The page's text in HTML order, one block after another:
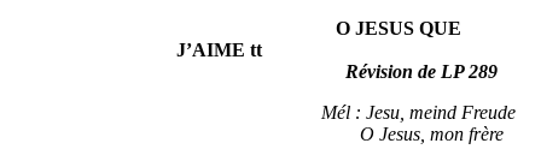
O JESUS QUE
J’AIME tt
Révision de LP 289
Mél : Jesu, meind Freude
O Jesus, mon frère